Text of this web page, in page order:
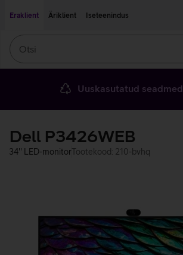
Eraklient
Äriklient Iseteenindus
Uuskasutatud seadmed
Dell P3426WEB
34'' LED-monitorTootekood: 210-bvhq